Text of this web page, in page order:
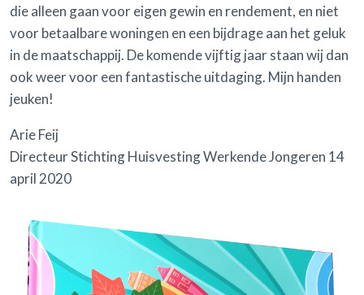
die alleen gaan voor eigen gewin en rendement, en niet
voor betaalbare woningen en een bijdrage aan het geluk
in de maatschappij. De komende vijftig jaar staan wij dan
ook weer voor een fantastische uitdaging. Mijn handen
jeuken!
Arie Feij
Directeur Stichting Huisvesting Werkende Jongeren 14
april 2020